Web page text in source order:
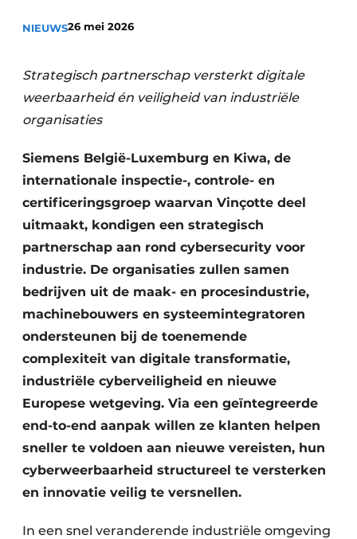
NIEUWS26 mei 2026
Strategisch partnerschap versterkt digitale
weerbaarheid én veiligheid van industriële
organisaties
Siemens België-Luxemburg en Kiwa, de
internationale inspectie-, controle- en
certificeringsgroep waarvan Vinçotte deel
uitmaakt, kondigen een strategisch
partnerschap aan rond cybersecurity voor
industrie. De organisaties zullen samen
bedrijven uit de maak- en procesindustrie,
machinebouwers en systeemintegratoren
ondersteunen bij de toenemende
complexiteit van digitale transformatie,
industriële cyberveiligheid en nieuwe
Europese wetgeving. Via een geïntegreerde
end-to-end aanpak willen ze klanten helpen
sneller te voldoen aan nieuwe vereisten, hun
cyberweerbaarheid structureel te versterken
en innovatie veilig te versnellen.
In een snel veranderende industriële omgeving